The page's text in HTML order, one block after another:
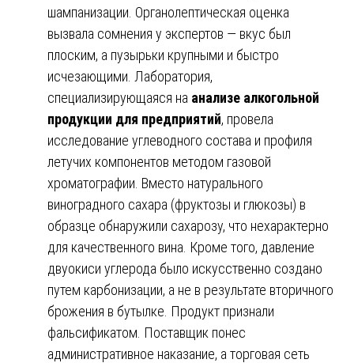
шампанизации. Органолептическая оценка
вызвала сомнения у экспертов — вкус был
плоским, а пузырьки крупными и быстро
исчезающими. Лаборатория,
специализирующаяся на анализе алкогольной
продукции для предприятий, провела
исследование углеводного состава и профиля
летучих компонентов методом газовой
хроматографии. Вместо натурального
виноградного сахара (фруктозы и глюкозы) в
образце обнаружили сахарозу, что нехарактерно
для качественного вина. Кроме того, давление
двуокиси углерода было искусственно создано
путем карбонизации, а не в результате вторичного
брожения в бутылке. Продукт признали
фальсификатом. Поставщик понес
административное наказание, а торговая сеть